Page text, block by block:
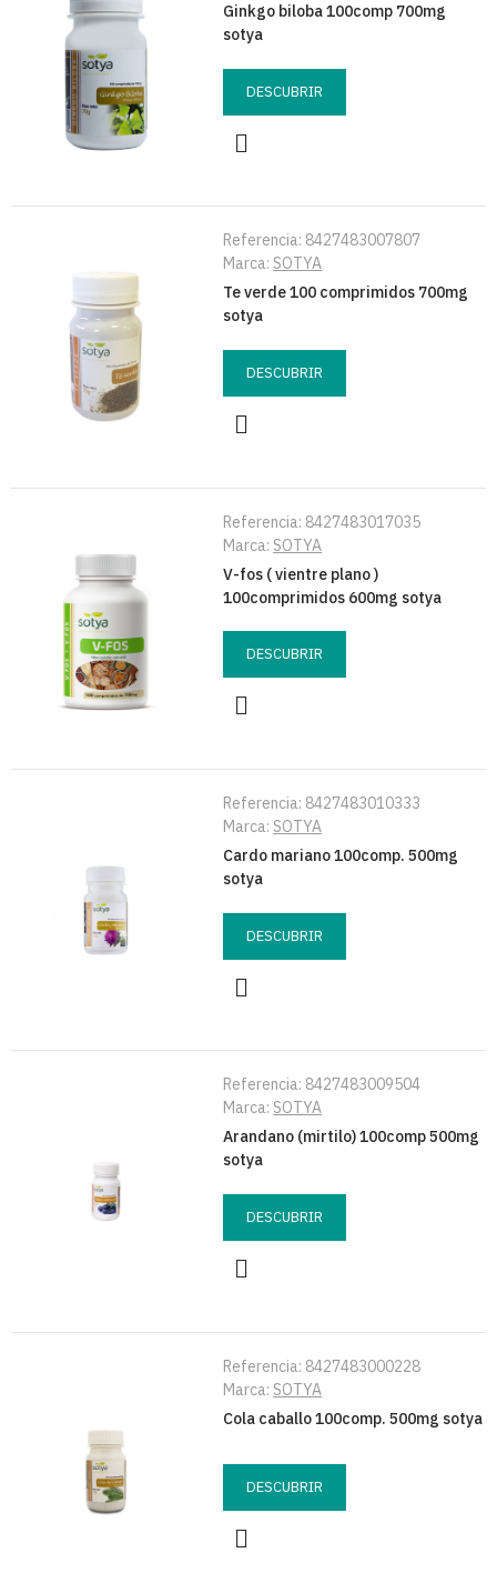
Ginkgo biloba 100comp 700mg
sotya
DESCUBRIR
Referencia: 8427483007807
Marca: SOTYA
Te verde 100 comprimidos 700mg
sotya
DESCUBRIR
Referencia: 8427483017035
Marca: SOTYA
V-fos ( vientre plano )
100comprimidos 600mg sotya
DESCUBRIR
Referencia: 8427483010333
Marca: SOTYA
Cardo mariano 100comp. 500mg
sotya
DESCUBRIR
Referencia: 8427483009504
Marca: SOTYA
Arandano (mirtilo) 100comp 500mg
sotya
DESCUBRIR
Referencia: 8427483000228
Marca: SOTYA
Cola caballo 100comp. 500mg sotya
DESCUBRIR